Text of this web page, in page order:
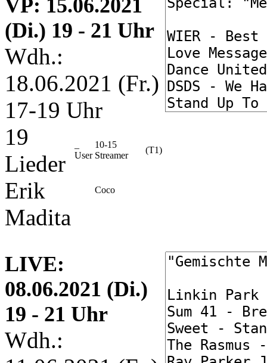
VP: 15.06.2021
(Di.) 19 - 21 Uhr
Wdh.:
18.06.2021 (Fr.)
17-19 Uhr
19
Lieder
User
10-15
Streamer
(T1)
Erik Coco
Madita
LIVE:
08.06.2021 (Di.)
19 - 21 Uhr
Wdh.: